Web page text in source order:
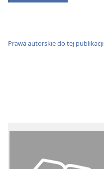
Prawa autorskie do tej publikacji